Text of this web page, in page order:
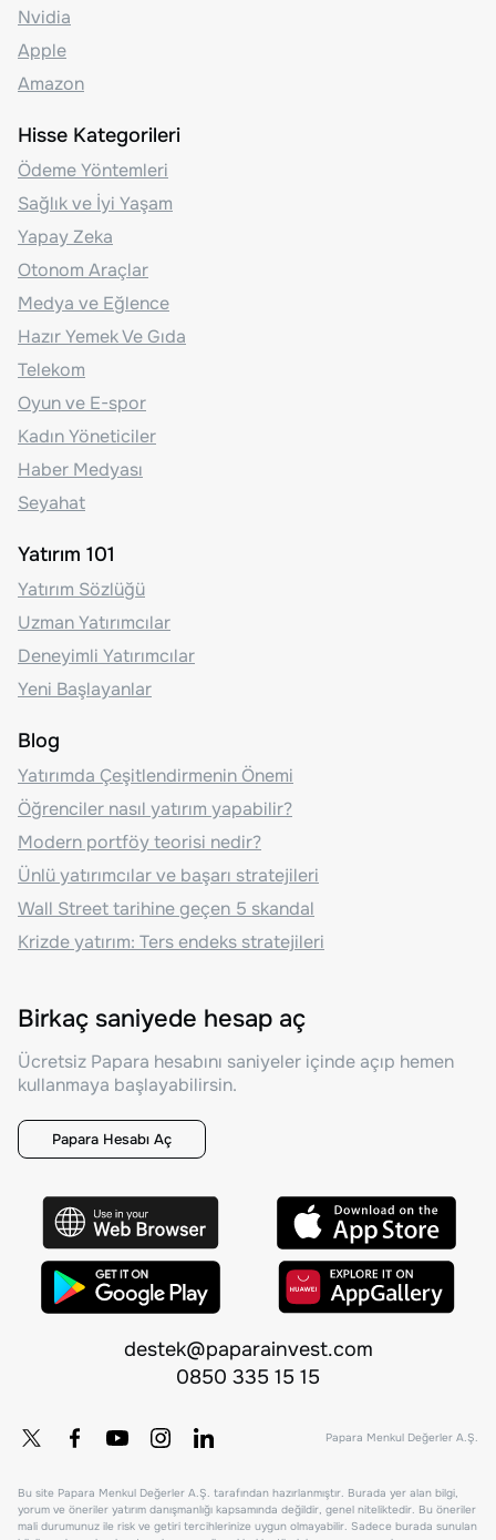
Nvidia
Apple
Amazon
Hisse Kategorileri
Ödeme Yöntemleri
Sağlık ve İyi Yaşam
Yapay Zeka
Otonom Araçlar
Medya ve Eğlence
Hazır Yemek Ve Gıda
Telekom
Oyun ve E-spor
Kadın Yöneticiler
Haber Medyası
Seyahat
Yatırım 101
Yatırım Sözlüğü
Uzman Yatırımcılar
Deneyimli Yatırımcılar
Yeni Başlayanlar
Blog
Yatırımda Çeşitlendirmenin Önemi
Öğrenciler nasıl yatırım yapabilir?
Modern portföy teorisi nedir?
Ünlü yatırımcılar ve başarı stratejileri
Wall Street tarihine geçen 5 skandal
Krizde yatırım: Ters endeks stratejileri
Birkaç saniyede hesap aç
Ücretsiz Papara hesabını saniyeler içinde açıp hemen
kullanmaya başlayabilirsin.
Papara Hesabı Aç
destek@paparainvest.com
0850 335 15 15
Papara Menkul Değerler A.Ş.
Bu site Papara Menkul Değerler A.Ş. tarafından hazırlanmıştır. Burada yer alan bilgi,
yorum ve öneriler yatırım danışmanlığı kapsamında değildir, genel niteliktedir. Bu öneriler
mali durumunuz ile risk ve getiri tercihlerinize uygun olmayabilir. Sadece burada sunulan